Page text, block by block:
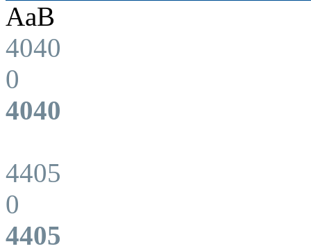
AaB
4040
0
4040
4405
0
4405